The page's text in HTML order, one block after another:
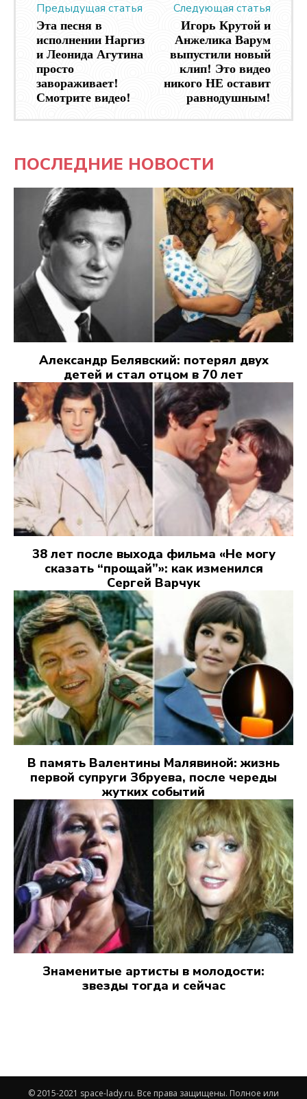
Предыдущая статья
Эта песня в
исполнении Наргиз
и Леонида Агутина
просто
завораживает!
Смотрите видео!
Следующая статья
Игорь Крутой и
Анжелика Варум
выпустили новый
клип! Это видео
никого НЕ оставит
равнодушным!
ПОСЛЕДНИЕ НОВОСТИ
Александр Белявский: потерял двух
детей и стал отцом в 70 лет
38 лет после выхода фильма «Не могу
сказать “прощай”»: как изменился
Сергей Варчук
В память Валентины Малявиной: жизнь
первой супруги Збруева, после череды
жутких событий
Знаменитые артисты в молодости:
звезды тогда и сейчас
© 2015-2021 space-lady.ru. Все права защищены. Полное или